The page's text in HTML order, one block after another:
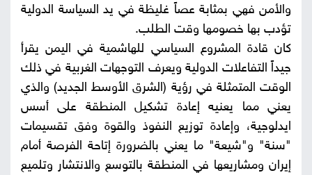
والأمن فهي بمثابة عصاً غليظة في يد السياسة الدولية
تؤدب بها خصومها وقت الطلب.
كان قادة المشروع السياسي للهاشمية في اليمن يقرأ
جيداً التفاعلات الدولية ويعرف التوجهات الغربية في ذلك
الوقت المتمثلة في رؤية (الشرق الأوسط الجديد) والذي
يعني مما يعنيه إعادة تشكيل المنطقة على أسس
ايدلوجية، وإعادة توزيع النفوذ والقوة وفق تقسيمات
"سنة" و"شيعة" ما يعني بالضرورة إتاحة الفرصة أمام
إيران ومشاريعها في المنطقة بالتوسع والانتشار وتلميع